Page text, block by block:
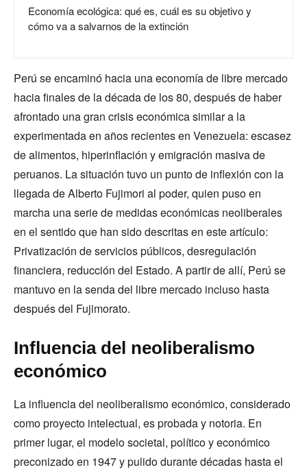
Economía ecológica: qué es, cuál es su objetivo y
cómo va a salvarnos de la extinción
Perú se encaminó hacia una economía de libre mercado
hacia finales de la década de los 80, después de haber
afrontado una gran crisis económica similar a la
experimentada en años recientes en Venezuela: escasez
de alimentos, hiperinflación y emigración masiva de
peruanos. La situación tuvo un punto de inflexión con la
llegada de Alberto Fujimori al poder, quien puso en
marcha una serie de medidas económicas neoliberales
en el sentido que han sido descritas en este artículo:
Privatización de servicios públicos, desregulación
financiera, reducción del Estado. A partir de allí, Perú se
mantuvo en la senda del libre mercado incluso hasta
después del Fujimorato.
Influencia del neoliberalismo
económico
La influencia del neoliberalismo económico, considerado
como proyecto intelectual, es probada y notoria. En
primer lugar, el modelo societal, político y económico
preconizado en 1947 y pulido durante décadas hasta el